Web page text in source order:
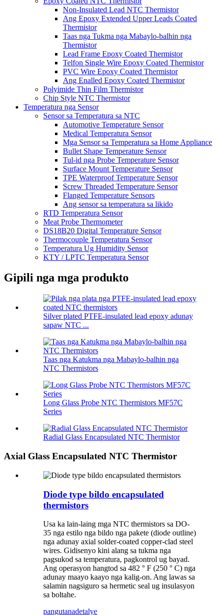
Non-Insulated Lead NTC Thermistor
Ang Epoxy Extended Upper Leads Coated
Thermistor
Taas nga Tukma nga Mabaylo-balhin nga
Thermistor
Lead Frame Epoxy Coated Thermistor
Telfon Single Wire Epoxy Coated Thermistor
PVC Wire Epoxy Coated Thermistor
Ang Enalled Epoxy Coated Thermistor
Polyimide Thin Film Thermistor
Chip Style NTC Thermistor
Temperatura nga Sensor
Sensor sa Temperatura sa NTC
Automotive Temperature Sensor
Medical Temperatura Sensor
Mga Sensor sa Temperatura sa Home Appliance
Bullet Shape Temperature Sensor
Tul-id nga Probe Temperature Sensor
Surface Mount Temperature Sensor
TPE Waterproof Temperature Sensor
Screw Threaded Temperature Sensor
Flanged Temperature Sensors
Ang sensor sa temperatura sa likido
RTD Temperatura Sensor
Meat Probe Thermometer
DS18B20 Digital Temperature Sensor
Thermocouple Temperatura Sensor
Temperatura Ug Humidity Sensor
KTY / LPTC Temperatura Sensor
Gipili nga mga produkto
Silver plated PTFE-insulated lead epoxy adunay
sapaw NTC ...
Taas nga Katukma nga Mabaylo-balhin nga
NTC Thermistors
Long Glass Probe NTC Thermistors MF57C
Series
Radial Glass Encapsulated NTC Thermistor
Axial Glass Encapsulated NTC Thermistor
Diode type bildo encapsulated
thermistors
Usa ka lain-laing mga NTC thermistors sa DO-
35 nga estilo nga bildo nga pakete (diode outline)
nga adunay axial solder-coated copper-clad steel
wires. Gidisenyo kini alang sa tukma nga
pagsukod sa temperatura, pagkontrol ug bayad.
Ang operasyon hangtod sa 482 ° F (250 ° C) nga
adunay maayo kaayo nga kalig-on. Ang lawas sa
salamin nagsiguro sa hermetic seal ug insulasyon
sa boltahe.
pangutanadetalye